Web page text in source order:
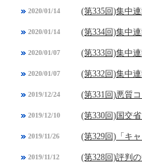
2020/01/14 (第335回)集中
2020/01/14 (第334回)集中
2020/01/07 (第333回)集中
2020/01/07 (第332回)集中
2019/12/24 (第331回)悪質
2019/12/10 (第330回)国交
2019/11/26 (第329回)「キ
2019/11/12 (第328回)評判